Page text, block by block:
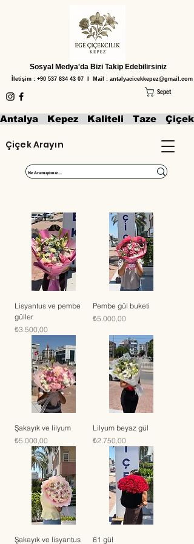
Sepet
Çiçek Arayın
İletişim : +90 537 834 43 07 I Mail : antalyacicekkepez@gmail.com
Antalya   Kepez   Kaliteli   Taze
Sosyal Medya'da Bizi Takip Edebilirsiniz
Lisyantus ve pembe
güller
Fiyat
₺3.500,00
Pembe gül buketi
Fiyat
₺5.000,00
Şakayık ve lilyum
Fiyat
₺5.000,00
Lilyum beyaz gül
Fiyat
₺2.750,00
Şakayık ve lisyantus
61 gül